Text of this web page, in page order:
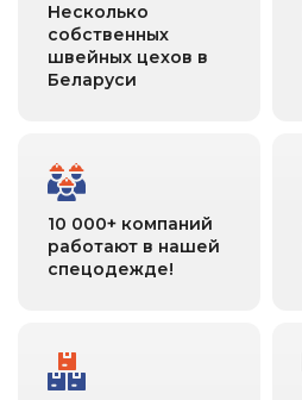
Несколько
собственных
швейных цехов в
Беларуси
10 000+ компаний
работают в нашей
спецодежде!